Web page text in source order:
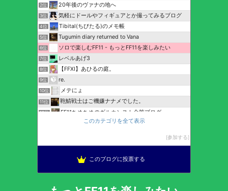
2位 20年後のヴァナの地へ
3位 気軽にドールやフィギュアとか撮ってみるブログ
4位 Tibital(ちびたる)のメモ帳
5位 Tugumin diary returned to Vana
6位 ソロで楽しむFF11 - もっとFF11を楽しみたい
7位 レベルあげ3
8位 【FFXI】あひるの庭。
9位 re.
10位 メテにょ
11位 鞄鯖戦士はご機嫌ナナメでした。
12位 FF11ちめちめのギルカンスト金策ブログ
ひとりで出来るかな？FF11 ソロ日記
ヴァナゼロ@DQ
このカテゴリを全て表示
参加する
このブログに投票する